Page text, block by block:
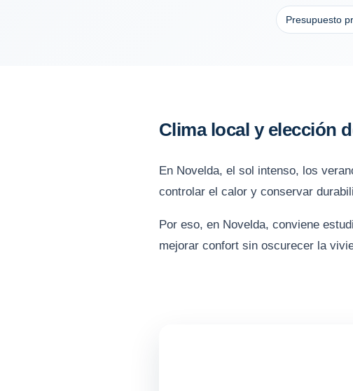
Presupuesto
Clima local y elección
En Novelda, el sol intenso, los
controlar el calor y conservar
Por eso, en Novelda, conviene
mejorar confort sin oscurecer la